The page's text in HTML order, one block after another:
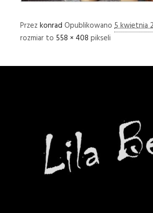
Przez konrad Opublikowano 5 kwietnia
rozmiar to 558 × 408 pikseli